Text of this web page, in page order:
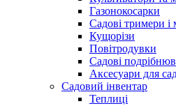
Газонокосарки
Садові тримери і
Кущорізи
Повітродувки
Садові
Аксесуари для
Садовий інвентар
Теплиці